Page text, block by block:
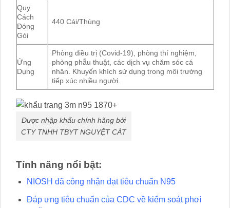
Quy
Cách
Đóng
Gói
440 Cái/Thùng
Ứng
Dụng
Phòng điều trị (Covid-19), phòng thí nghiệm,
phòng phẫu thuật, các dịch vụ chăm sóc cá
nhân. Khuyến khích sử dụng trong môi trường
tiếp xúc nhiều người.
Được nhập khẩu chính hãng bởi
CTY TNHH TBYT NGUYỆT CÁT
Tính năng nổi bật:
NIOSH đã công nhận đạt tiêu chuẩn N95
Đáp ưng tiêu chuẩn của CDC về kiểm soát phơi